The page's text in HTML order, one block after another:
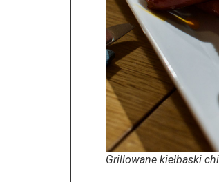
Grillowane kiełbaski